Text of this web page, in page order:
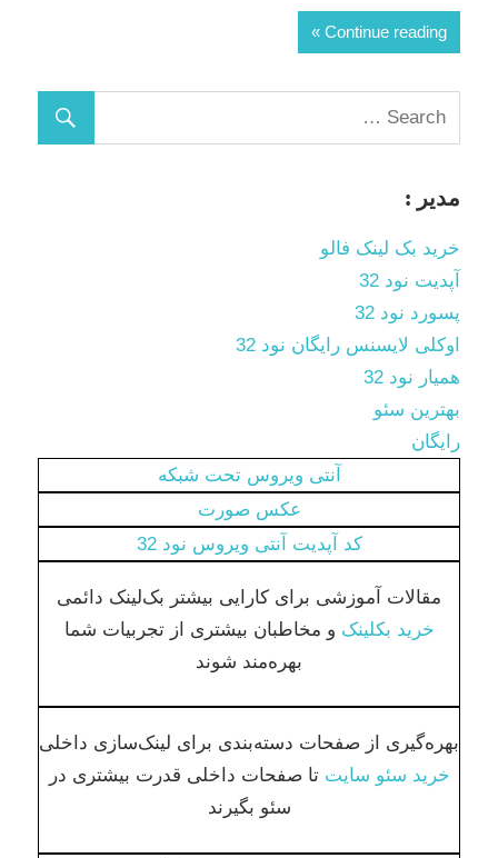
Continue reading
مدیر :
خرید بک لینک فالو
آپدیت نود 32
پسورد نود 32
اوکلی لایسنس رایگان نود 32
همیار نود 32
بهترین سئو
رایگان
آنتی ویروس تحت شبکه
عکس صورت
کد آپدیت آنتی ویروس نود 32
مقالات آموزشی برای کارایی بیشتر بک‌لینک دائمی
خرید بکلینک و مخاطبان بیشتری از تجربیات شما
بهره‌مند شوند
بهره‌گیری از صفحات دسته‌بندی برای لینک‌سازی داخلی
خرید سئو سایت تا صفحات داخلی قدرت بیشتری در
سئو بگیرند